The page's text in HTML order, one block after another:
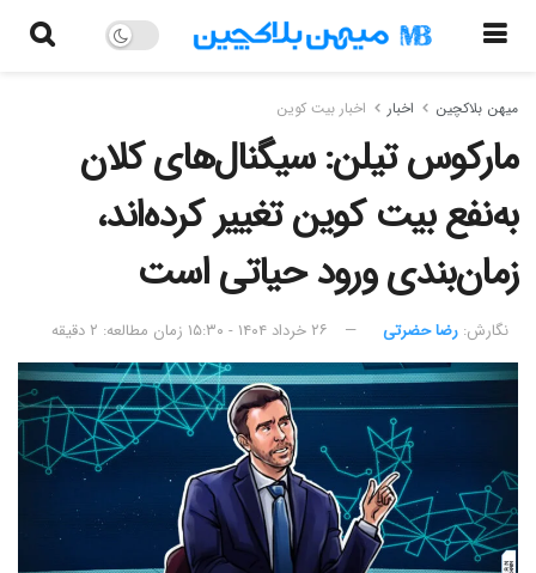
میهن بلاکچین اخبار اخبار بیت کوین
مارکوس تیلن: سیگنال‌های کلان
به‌نفع بیت کوین تغییر کرده‌اند،
زمان‌بندی ورود حیاتی است
نگارش:‌ رضا حضرتی ۲۶ خرداد ۱۴۰۴ - ۱۵:۳۰ زمان مطالعه: ۲ دقیقه